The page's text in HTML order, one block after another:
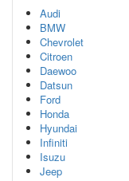
Audi
BMW
Chevrolet
Citroen
Daewoo
Datsun
Ford
Honda
Hyundai
Infiniti
Isuzu
Jeep